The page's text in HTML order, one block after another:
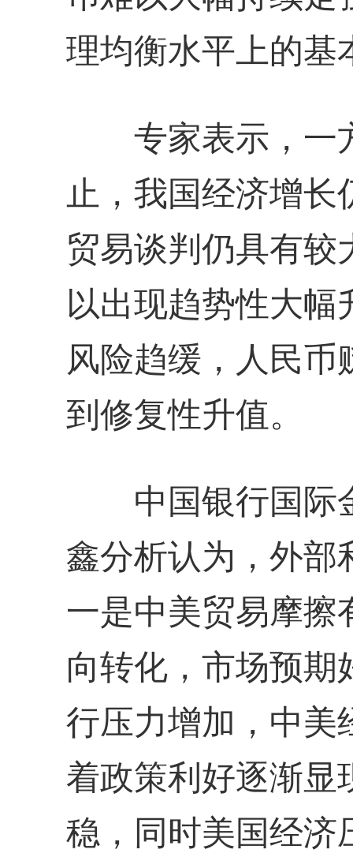
理均衡水平上的基
专家表示，一
止，我国经济增
贸易谈判仍具有较
以出现趋势性大幅
风险趋缓，人民币
到修复性升值。
中国银行国际
鑫分析认为，外部
一是中美贸易摩擦
向转化，市场预期
行压力增加，中美
着政策利好逐渐显
稳，同时美国经济